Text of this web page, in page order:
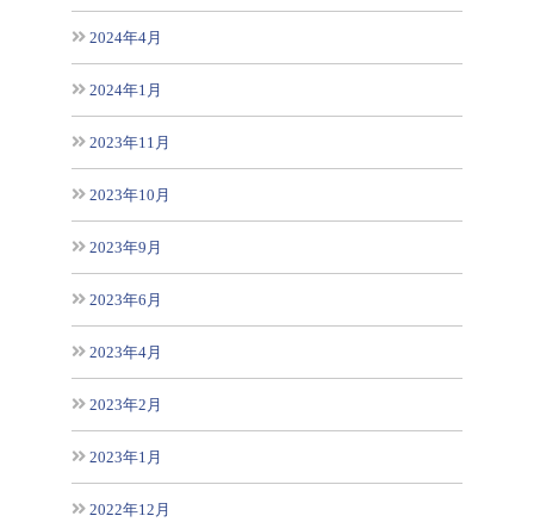
2024年4月
2024年1月
2023年11月
2023年10月
2023年9月
2023年6月
2023年4月
2023年2月
2023年1月
2022年12月